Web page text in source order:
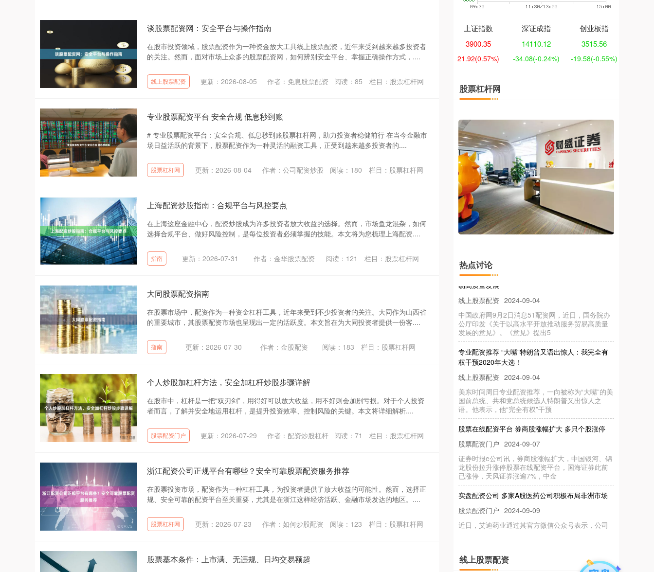
谈股票配资网：安全平台与操作指南
在股市投资领域，股票配资作为一种资金放大工具线上股票配资，近年来受到越来越多投资者
的关注。然而，面对市场上众多的股票配资网，如何辨别安全平台、掌握正确操作方式，....
线上股票配资 更新：2026-08-05 作者：免息股票配资 阅读： 85 栏目： 股票杠杆网
专业股票配资平台 安全合规 低息秒到账
# 专业股票配资平台：安全合规、低息秒到账股票杠杆网，助力投资者稳健前行 在当今金融市
场日益活跃的背景下，股票配资作为一种灵活的融资工具，正受到越来越多投资者的....
股票杠杆网 更新：2026-08-04 作者：公司配资炒股 阅读： 180 栏目： 股票杠杆网
上海配资炒股指南：合规平台与风控要点
在上海这座金融中心，配资炒股成为许多投资者放大收益的选择。然而，市场鱼龙混杂，如何
选择合规平台、做好风险控制，是每位投资者必须掌握的技能。本文将为您梳理上海配资....
指南 更新：2026-07-31 作者：金华股票配资 阅读： 121 栏目： 股票杠杆网
大同股票配资指南
在股票市场中，配资作为一种资金杠杆工具，近年来受到不少投资者的关注。大同作为山西省
的重要城市，其股票配资市场也呈现出一定的活跃度。本文旨在为大同投资者提供一份客....
指南 更新：2026-07-30 作者：金股配资 阅读： 183 栏目： 股票杠杆网
个人炒股加杠杆方法，安全加杠杆炒股步骤详解
在股市中，杠杆是一把“双刃剑”，用得好可以放大收益，用不好则会加剧亏损。对于个人投资
者而言，了解并安全地运用杠杆，是提升投资效率、控制风险的关键。本文将详细解析....
股票配资门户 更新：2026-07-29 作者：配资炒股杠杆 阅读： 71 栏目： 股票杠杆网
浙江配资公司正规平台有哪些？安全可靠股票配资服务推荐
在股票投资市场，配资作为一种杠杆工具，为投资者提供了放大收益的可能性。然而，选择正
规、安全可靠的配资平台至关重要，尤其是在浙江这样经济活跃、金融市场发达的地区。....
股票杠杆网 更新：2026-07-23 作者：如何炒股配资 阅读： 123 栏目： 股票杠杆网
股票基本条件：上市满、无违规、日均交易额超
上证指数
3900.35
21.92(0.57%)
深证成指
14110.12
-34.08(-0.24%)
创业板指
3515.56
-19.58(-0.55%)
股票杠杆网
热点讨论
股票配资100倍杠杆平台 深企助力具身机器人关键
核心部件国产化突破
线上股票配资
2024-09-03
记者从近日举行的第14届深圳国际工业自动化及机
器人展览会了解到股票配资100倍杠杆平台，深圳市
51配资网 国办重磅发布！以高水平开放推动服务贸
易高质量发展
线上股票配资
中国政府网9月2日消息51配资网，近日，国务院办
公厅印发《关于以高水平开放推动服务贸易高质量
发展的意见》。《意见》提出5
专业配资推荐 “大嘴”特朗普又语出惊人：我完全有
权干预2020年大选！
线上股票配资 2024-09-04
美东时间周日专业配资推荐，一向被称为“大嘴”的美
国前总统、共和党总统候选人特朗普又出惊人之
语。他表示，他“完全有权”干预
股票在线配资平台 券商股涨幅扩大 多只个股涨停
股票配资门户 2024-09-07
证券时报e公司讯，券商股涨幅扩大，中国银河、锦
龙股份拉升涨停股票在线配资平台，国海证券此前
已涨停，天风证券涨逾7%，中金
实盘配资公司 多家A股医药公司积极布局非洲市场
股票配资门户 2024-09-09
近日，艾迪药业通过其官方微信公众号表示，公司
与中非发展基金、药石科技、尼日利亚上市医药企
业菲森药业在北京共同签订了《关于
个亮点！
线上股票配资